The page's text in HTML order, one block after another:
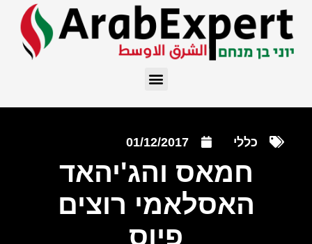
כללי 01/12/2017
חמאס והג'יהאד
האסלאמי רוצים
פיוס